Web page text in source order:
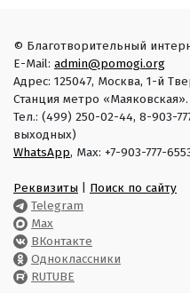
© Благотворительный
E-Mail: admin@pomogi.org
Адрес: 125047, Москва, 1-й
Станция метро «Маяковская».
Тел.: (499) 250-02-44, 8-903-
выходных)
WhatsApp, Max: +7-903-777-
Реквизиты
Поиск по сайту
Telegram
Max
ВКонтакте
Одноклассники
RUTUBE